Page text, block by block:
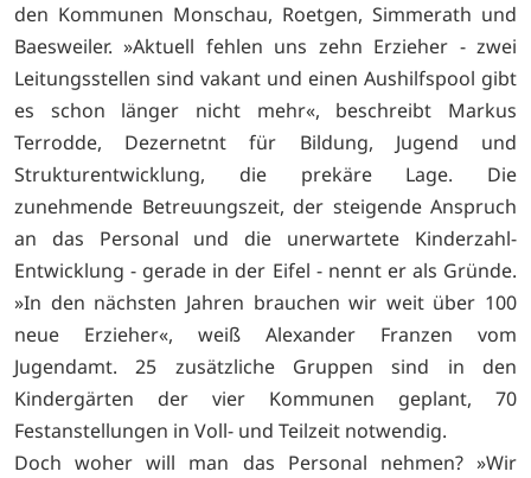
den Kommunen Monschau, Roetgen, Simmerath und
Baesweiler. »Aktuell fehlen uns zehn Erzieher - zwei
Leitungsstellen sind vakant und einen Aushilfspool gibt
es schon länger nicht mehr«, beschreibt Markus
Terrodde, Dezernetnt für Bildung, Jugend und
Strukturentwicklung, die prekäre Lage. Die
zunehmende Betreuungszeit, der steigende Anspruch
an das Personal und die unerwartete Kinderzahl-
Entwicklung - gerade in der Eifel - nennt er als Gründe.
»In den nächsten Jahren brauchen wir weit über 100
neue Erzieher«, weiß Alexander Franzen vom
Jugendamt. 25 zusätzliche Gruppen sind in den
Kindergärten der vier Kommunen geplant, 70
Festanstellungen in Voll- und Teilzeit notwendig.
Doch woher will man das Personal nehmen? »Wir